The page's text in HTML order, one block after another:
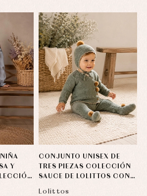
Y
CONJUNTO UNISEX DE
TRES PIEZAS COLECCIÓN
SAUCE DE LOLITTOS CON
Lolittos